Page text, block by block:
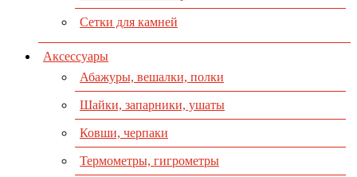
Сетки для камней
Аксессуары
Абажуры, вешалки, полки
Шайки, запарники, ушаты
Ковши, черпаки
Термометры, гигрометры